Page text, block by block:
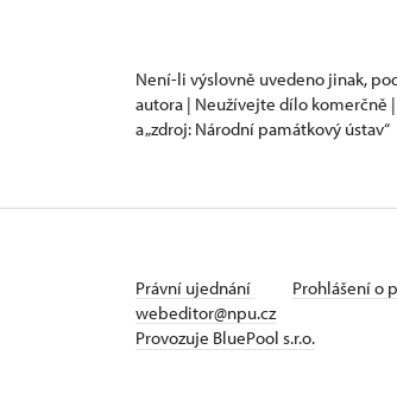
Není-li výslovně uvedeno jinak,
autora | Neužívejte dílo komerčně
a „zdroj: Národní památkový ústav“
Právní ujednání Prohlášení o
webeditor@npu.cz
Provozuje BluePool s.r.o.